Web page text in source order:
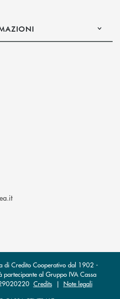
(si apre l’app di posta
l’app di posta elettronica)
di Credito Cooperativo dal 1902 -
al Gruppo IVA Cassa
Credits| Note legali